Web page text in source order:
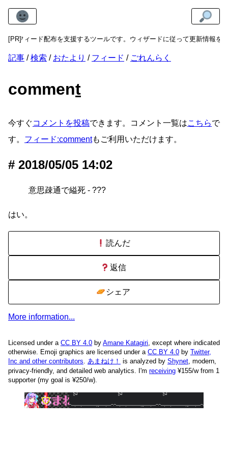
[PR]
のフィード配布を支援するツールです。ウィザードに従って更新情報を
記事 検索 おたより フィード ごれんらく
comment
今すぐコメントを投稿できます。コメント一覧はこちらで
す。 フィード:commentもご利用いただけます。
2018/05/05 14:02
意思疎通で縊死 - ???
はい。
読んだ
返信
シェア
More information...
Licensed under a CC BY 4.0 by Amane Katagiri, except where indicated
otherwise. Emoji graphics are licensed under a CC BY 4.0 by Twitter,
Inc and other contributors. あまねけ！ is analyzed by Shynet, modern,
privacy-friendly, and detailed web analytics. I'm receiving ¥155/w from 1
supporter (my goal is ¥250/w).